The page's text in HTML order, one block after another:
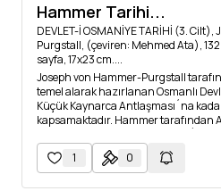
Hammer Tarihi...
DEVLET-İ OSMANİYE TARİHİ (3.
Purgstall, (çeviren: Mehmed Ata),
sayfa, 17x23 cm....
Joseph von Hammer-Purgstall
temel alarak hazırlanan Osmanlı
Küçük Kaynarca Antlaşması´na
kapsamaktadır. Hammer tarafından
1
0